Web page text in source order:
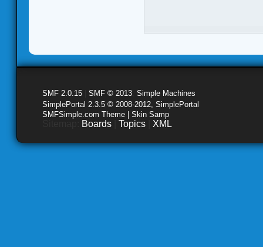
SMF 2.0.15 SMF © 2013 Simple Machines
SimplePortal 2.3.5 © 2008-2012, SimplePortal
SMFSimple.com Theme | Skin Samp
Boards Topics XML